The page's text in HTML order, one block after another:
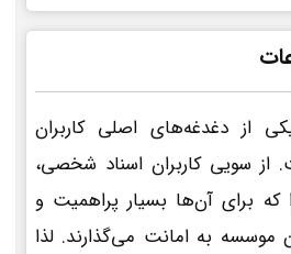
از دغدغه‌های اصلی کاربران
از سویی کاربران اسناد شخصی،
که برای آن‌ها بسیار پراهمیت و
موسسه به امانت می‌گذارند. لذا